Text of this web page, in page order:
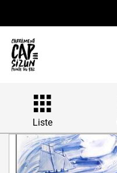
Liste